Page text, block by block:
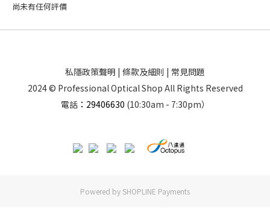
尚未有任何評價
私隱政策聲明 | 條款及細則 | 常見問題
2024 © Professional Optical Shop All Rights Reserved
電話：29406630 (10:30am - 7:30pm）
Powered by SHOPLINE Payments